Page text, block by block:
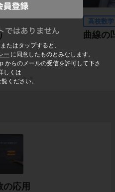
たはタップすると、
ー に同意したものとみなします。
からのメールの受信を許可して下さ
しくは
ください。
曲線の
高校数
の応用